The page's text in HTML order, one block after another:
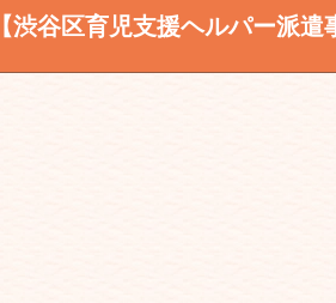
【渋谷区育児支援ヘルパー派